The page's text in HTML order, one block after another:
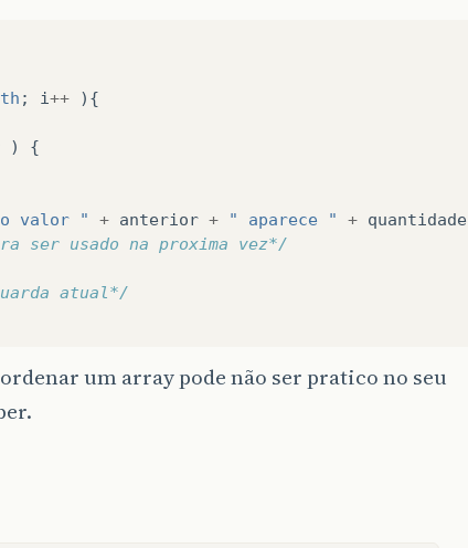
; i++
){
)
{
valor " + anterior + " aparece " + quantidade
ser usado na proxima vez*/
atual*/
um array pode não ser pratico no seu